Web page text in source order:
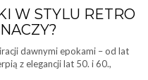
W STYLU RETRO
dawnymi epokami – od lat
z elegancji lat 50. i 60.,